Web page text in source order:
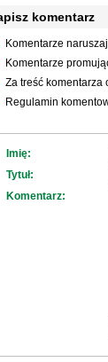
komentarz
Komentarze
Komentarze
Za treść komentarza
Regulamin
Imię:
Tytuł:
Komentarz: